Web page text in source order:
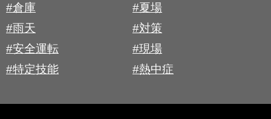
#倉庫
#夏場
#雨天
#対策
#安全運転
#現場
#特定技能
#熱中症